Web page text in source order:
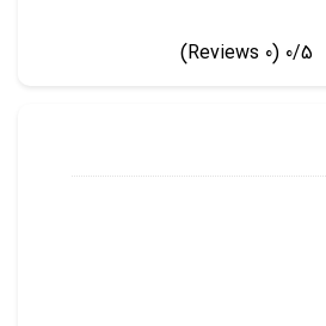
0/5
(0 Reviews)